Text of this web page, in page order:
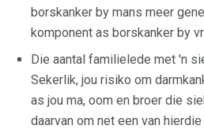
borskanker by mans meer
komponent as borskanker by
Die aantal familielede met 'n
Sekerlik, jou risiko om
as jou ma, oom en broer die
daarvan om net een van